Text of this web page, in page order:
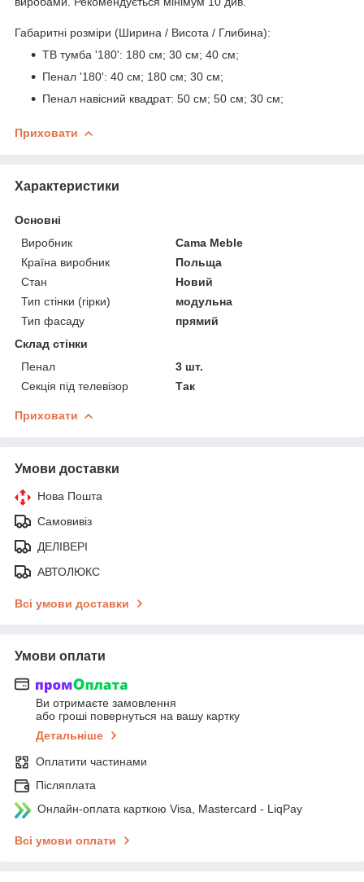
Габаритні розміри (Ширина / Висота / Глибина):
ТВ тумба '180': 180 см; 30 см; 40 см;
Пенал '180': 40 см; 180 см; 30 см;
Пенал навісний квадрат: 50 см; 50 см; 30 см;
Приховати
Характеристики
Основні
Виробник
Cama Meble
Країна виробник
Польща
Стан
Новий
Тип стінки (гірки)
модульна
Тип фасаду
прямий
Склад стінки
Пенал
3 шт.
Секція під телевізор
Так
Приховати
Умови доставки
Нова Пошта
Самовивіз
ДЕЛІВЕРІ
АВТОЛЮКС
Всі умови доставки
Умови оплати
Ви отримаєте замовлення
або гроші повернуться на вашу картку
Детальніше
Оплатити частинами
Післяплата
Онлайн-оплата карткою Visa, Mastercard - LiqPay
Всі умови оплати